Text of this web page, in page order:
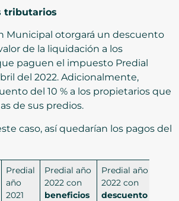
tributarios
Municipal otorgará un descuento
de la liquidación a los
paguen el impuesto Predial
del 2022. Adicionalmente,
del 10 % a los propietarios que
de sus predios.
caso, así quedarían los pagos del
Predial
año
2021
Predial año
2022 con
beneficios
Predial año
2022 con
descuento